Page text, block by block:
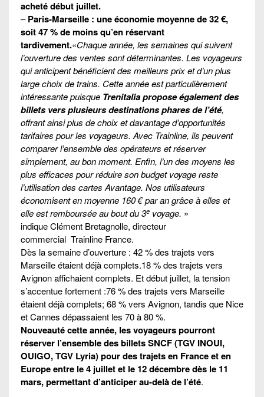
acheté début juillet.
–Paris-Marseille : une économie moyenne de 32 €,
soit 47 % de moins qu’en réservant
tardivement.«Chaque année, les semaines qui suivent
l’ouverture des ventes sont déterminantes. Les voyageurs
qui anticipent bénéficient des meilleurs prix et d’un plus
large choix de trains. Cette année est particulièrement
intéressante puisque Trenitalia propose également des
billets vers plusieurs destinations phares de l’été,
offrant ainsi plus de choix et davantage d’opportunités
tarifaires pour les voyageurs. Avec Trainline, ils peuvent
comparer l’ensemble des opérateurs et réserver
simplement, au bon moment. Enfin, l’un des moyens les
plus efficaces pour réduire son budget voyage reste
l’utilisation des cartes Avantage. Nos utilisateurs
économisent en moyenne 160 € par an grâce à elles et
elle est remboursée au bout du 3e voyage. »
indique Clément Bretagnolle, directeur
commercial Trainline France.
Dès la semaine d’ouverture : 42 % des trajets vers
Marseille étaient déjà complets.18 % des trajets vers
Avignon affichaient complets. Et début juillet, la tension
s’accentue fortement :76 % des trajets vers Marseille
étaient déjà complets; 68 % vers Avignon, tandis que Nice
et Cannes dépassaient les 70 à 80 %.
Nouveauté cette année, les voyageurs pourront
réserver l’ensemble des billets SNCF (TGV INOUI,
OUIGO, TGV Lyria) pour des trajets en France et en
Europe entre le 4 juillet et le 12 décembre dès le 11
mars, permettant d’anticiper au-delà de l’été.